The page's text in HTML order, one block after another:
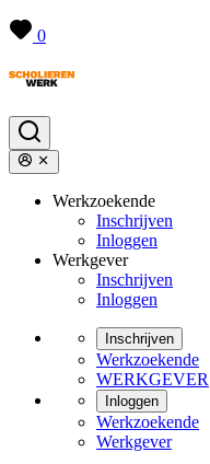
0
Werkzoekende
Inschrijven
Inloggen
Werkgever
Inschrijven
Inloggen
Inschrijven
Werkzoekende
WERKGEVER
Inloggen
Werkzoekende
Werkgever